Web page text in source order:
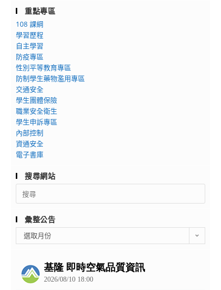
重點專區
108 課綱
學習歷程
自主學習
防疫專區
性別平等教育專區
防制學生藥物濫用專區
交通安全
學生團體保險
職業安全衛生
學生申訴專區
內部控制
資通安全
電子書庫
搜尋網站
Search
for:
彙整公告
整
選取月份